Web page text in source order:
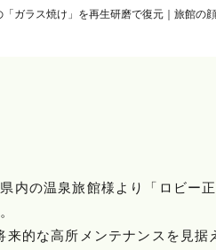
ガラス焼け」を再生研磨で復元｜旅館の
内の温泉旅館様より「ロビー
的な高所メンテナンスを見